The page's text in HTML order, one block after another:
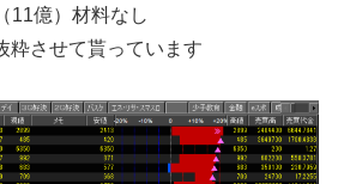
11億）材料なし
粋させて貰っています